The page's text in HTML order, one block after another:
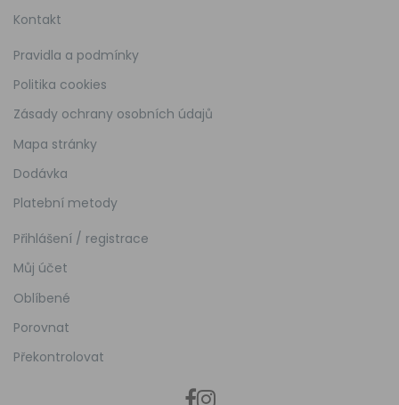
Kontakt
Pravidla a podmínky
Politika cookies
Zásady ochrany osobních údajů
Mapa stránky
Dodávka
Platební metody
Přihlášení / registrace
Můj účet
Oblíbené
Porovnat
Překontrolovat